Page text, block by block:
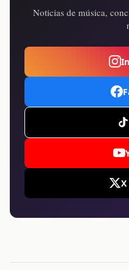
Noticias de música,